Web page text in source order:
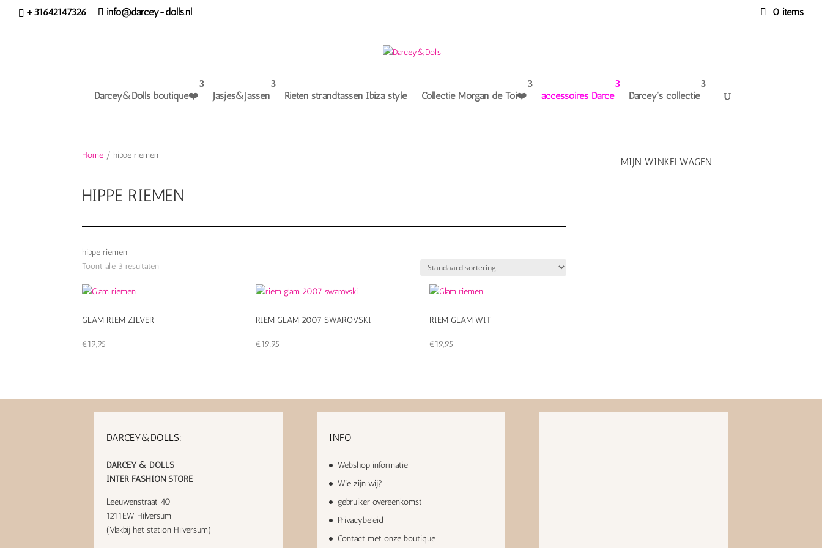
+31642147326 info@darcey-dolls.nl 0 items
Darcey&Dolls boutique❤️ Jasjes&Jassen Rieten strandtassen Ibiza style Collectie Morgan de Toi❤️ accessoires Darce Darcey’s collectie
Home / hippe riemen
HIPPE RIEMEN
hippe riemen
Toont alle 3 resultaten
GLAM RIEM ZILVER
€19,95
RIEM GLAM 2007 SWAROVSKI
€19,95
RIEM GLAM WIT
€19,95
MIJN WINKELWAGEN
DARCEY&DOLLS:
DARCEY & DOLLS
INTER FASHION STORE
Leeuwenstraat 40
1211EW Hilversum
(Vlakbij het station Hilversum)
INFO
Webshop informatie
Wie zijn wij?
gebruiker overeenkomst
Privacybeleid
Contact met onze boutique